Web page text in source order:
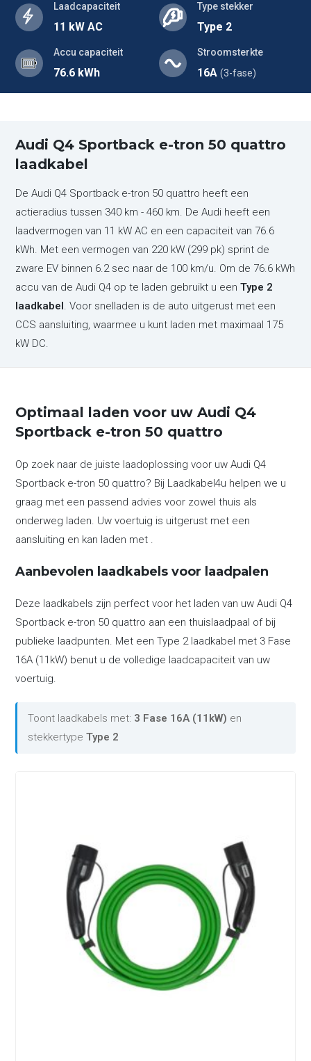
Laadcapaciteit
11 kW AC
Type stekker
Type 2
Accu capaciteit
76.6 kWh
Stroomsterkte
16A (3-fase)
Audi Q4 Sportback e-tron 50 quattro
laadkabel
De Audi Q4 Sportback e-tron 50 quattro heeft een
actieradius tussen 340 km - 460 km. De Audi heeft een
laadvermogen van 11 kW AC en een capaciteit van 76.6
kWh. Met een vermogen van 220 kW (299 pk) sprint de
zware EV binnen 6.2 sec naar de 100 km/u. Om de 76.6 kWh
accu van de Audi Q4 op te laden gebruikt u eenType 2
laadkabel. Voor snelladen is de auto uitgerust met een
CCS aansluiting, waarmee u kunt laden met maximaal 175
kW DC.
Optimaal laden voor uw Audi Q4
Sportback e-tron 50 quattro
Op zoek naar de juiste laadoplossing voor uw Audi Q4
Sportback e-tron 50 quattro? Bij Laadkabel4u helpen we u
graag met een passend advies voor zowel thuis als
onderweg laden. Uw voertuig is uitgerust met een
aansluiting en kan laden met .
Aanbevolen laadkabels voor laadpalen
Deze laadkabels zijn perfect voor het laden van uw Audi Q4
Sportback e-tron 50 quattro aan een thuislaadpaal of bij
publieke laadpunten. Met een Type 2 laadkabel met 3 Fase
16A (11kW) benut u de volledige laadcapaciteit van uw
voertuig.
Toont laadkabels met: 3 Fase 16A (11kW) en
stekkertypeType 2